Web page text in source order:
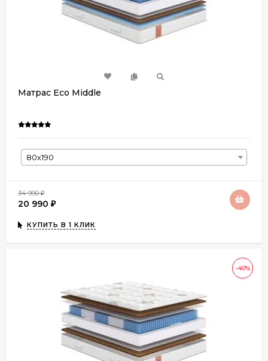
Матрас Eco Middle
80х190
34 990₽
20 990 ₽
КУПИТЬ В 1 КЛИК
-40%